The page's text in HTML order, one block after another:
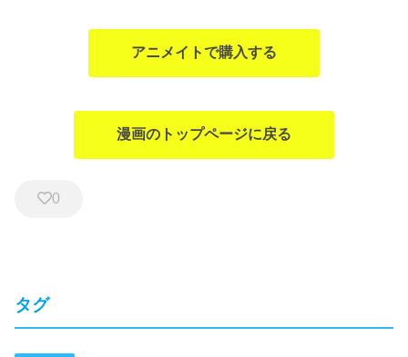
アニメイトで購入する
漫画のトップページに戻る
0
タグ